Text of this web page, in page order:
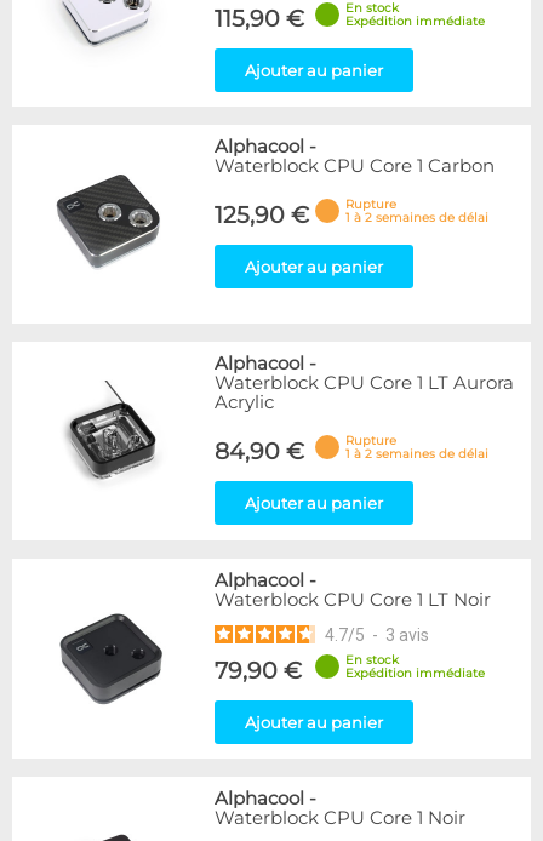
115,90 €
En stock
Expédition immédiate
Ajouter au panier
Alphacool -
Waterblock CPU Core 1 Carbon
125,90 €
Rupture
1 à 2 semaines de délai
Ajouter au panier
Alphacool -
Waterblock CPU Core 1 LT Aurora
Acrylic
84,90 €
Rupture
1 à 2 semaines de délai
Ajouter au panier
Alphacool -
Waterblock CPU Core 1 LT Noir
4.7/5 - 3 avis
79,90 €
En stock
Expédition immédiate
Ajouter au panier
Alphacool -
Waterblock CPU Core 1 Noir